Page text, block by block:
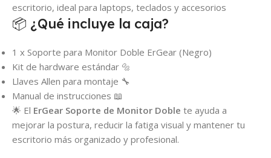
escritorio, ideal para laptops, teclados y accesorios
📦 ¿Qué incluye la caja?
1 x Soporte para Monitor Doble ErGear (Negro)
Kit de hardware estándar 🔩
Llaves Allen para montaje 🔧
Manual de instrucciones 📖
🌟 El ErGear Soporte de Monitor Doble te ayuda a
mejorar la postura, reducir la fatiga visual y mantener tu
escritorio más organizado y profesional.